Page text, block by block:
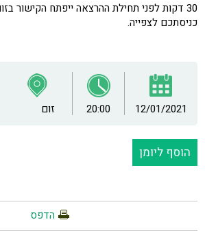
30 דקות לפני תחילת ההרצאה ייפתח הקישור
כניסתכם לצפייה.
12/01/2021
20:00 זום
הוסף ליומן
הדפס